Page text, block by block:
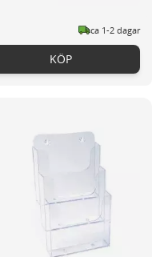
ca 1-2 dagar
KÖP